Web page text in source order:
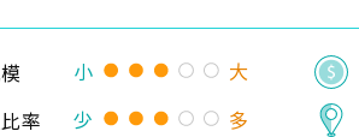
小 大
率
少 多